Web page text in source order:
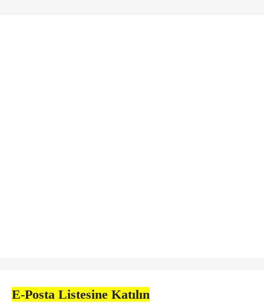
E-Posta Listesine Katılın